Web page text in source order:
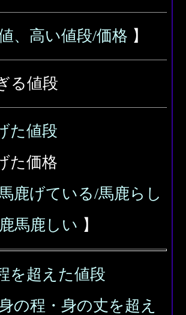
、高い値段/価格 】
る値段
た値段
た価格
鹿げている/馬鹿らし
馬鹿しい 】
を超えた値段
の程・身の丈を超え